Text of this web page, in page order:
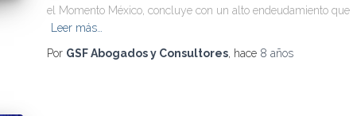
el Momento México, concluye con un alto endeudamiento que
Leer más…
Por GSF Abogados y Consultores, hace 8 años